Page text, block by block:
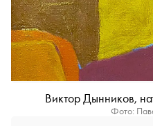
Виктор Дынников,
Фото: